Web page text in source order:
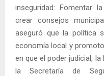
inseguridad: Fomentar
crear consejos
aseguró que la política
economía local y
en que el poder judicial,
la Secretaría de